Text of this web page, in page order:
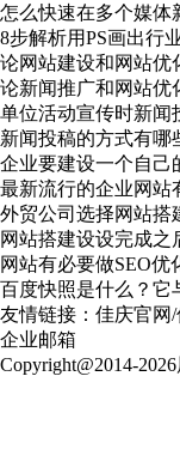
怎么快速在多个媒体
8步解析用PS画出行
论网站建设和网站优
论新闻推广和网站优
单位活动宣传时新闻
新闻投稿的方式有哪
企业要建设一个自己
最新流行的企业网站
外贸公司选择网站搭
网站搭建设设完成之
网站有必要做SEO优
百度快照是什么？它
友情链接： 佳庆官网/
企业邮箱
Copyright@2014-